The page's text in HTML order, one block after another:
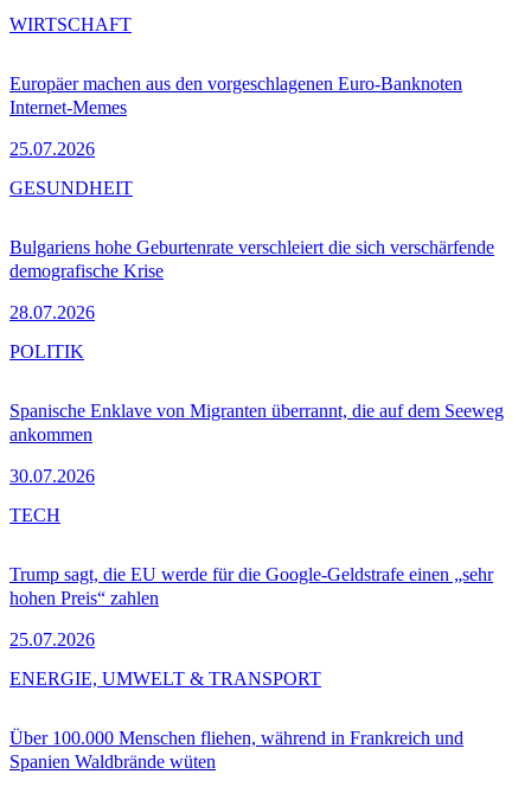
Europäer machen aus den vorgeschlagenen Euro-Banknoten
Internet-Memes
25.07.2026
WIRTSCHAFT
Bulgariens hohe Geburtenrate verschleiert die sich verschärfende
demografische Krise
28.07.2026
GESUNDHEIT
Spanische Enklave von Migranten überrannt, die auf dem Seeweg
ankommen
30.07.2026
POLITIK
Trump sagt, die EU werde für die Google-Geldstrafe einen „sehr
hohen Preis“ zahlen
25.07.2026
TECH
Über 100.000 Menschen fliehen, während in Frankreich und
Spanien Waldbrände wüten
ENERGIE, UMWELT & TRANSPORT